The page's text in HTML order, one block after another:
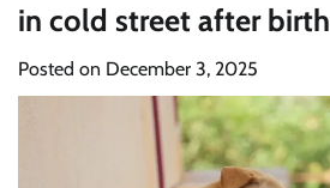
in cold street after birth
Posted on December 3, 2025